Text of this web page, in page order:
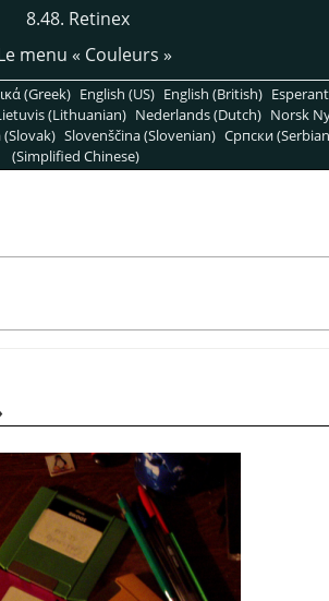
8.48. Retinex
menu « Couleurs »
(Greek) English (US) English (British)
(Lithuanian) Nederlands (Dutch) Norsk
Slovenščina (Slovenian) Српски
(Simplified Chinese)